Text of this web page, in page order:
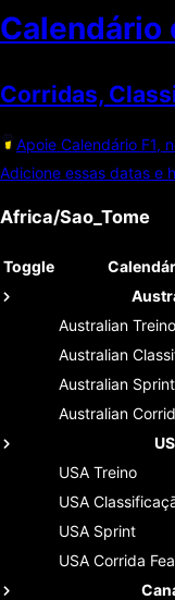
Calendário
Corridas,
Apoie Calendário F1,
Adicione essas datas e
Africa/Sao_Tome
Toggle
Australian Treino
Australian
Australian Sprint
Australian
USA Treino
USA
USA Sprint
USA Corrida